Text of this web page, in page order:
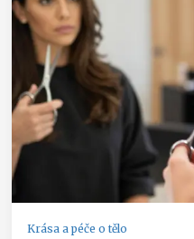
Krása a péče o tělo